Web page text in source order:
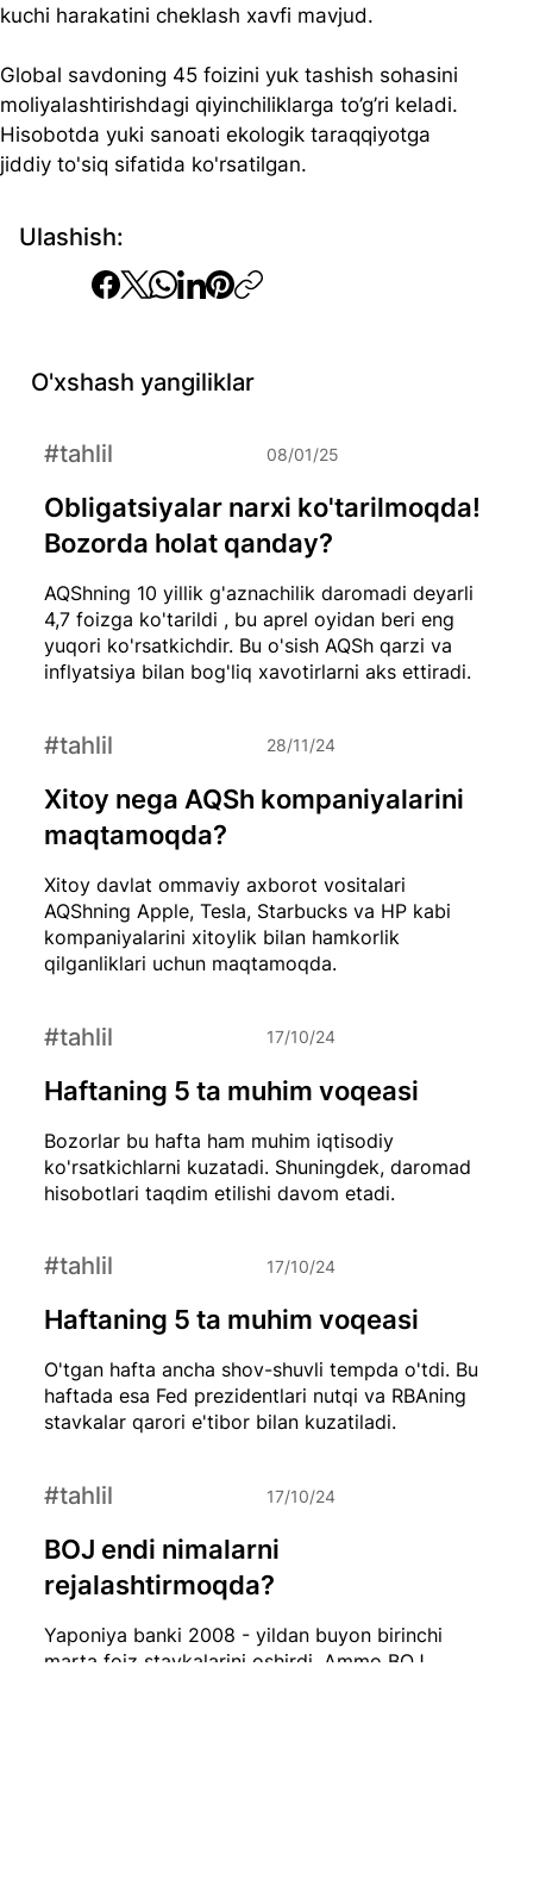
Ulashish:
kuchi harakatini cheklash xavfi mavjud.
Global savdoning 45 foizini yuk tashish sohasini
moliyalashtirishdagi qiyinchiliklarga to’g’ri keladi.
Hisobotda yuki sanoati ekologik taraqqiyotga
jiddiy to'siq sifatida ko'rsatilgan.
O'xshash yangiliklar
AQShning 10 yillik g'aznachilik daromadi deyarli
4,7 foizga ko'tarildi , bu aprel oyidan beri eng
yuqori ko'rsatkichdir. Bu o'sish AQSh qarzi va
inflyatsiya bilan bog'liq xavotirlarni aks ettiradi.
Obligatsiyalar narxi ko'tarilmoqda!
Bozorda holat qanday?
#tahlil 08/01/25
Xitoy davlat ommaviy axborot vositalari
AQShning Apple, Tesla, Starbucks va HP kabi
kompaniyalarini xitoylik bilan hamkorlik
qilganliklari uchun maqtamoqda.
Xitoy nega AQSh kompaniyalarini
maqtamoqda?
#tahlil 28/11/24
Bozorlar bu hafta ham muhim iqtisodiy
ko'rsatkichlarni kuzatadi. Shuningdek, daromad
hisobotlari taqdim etilishi davom etadi.
Haftaning 5 ta muhim voqeasi
#tahlil 17/10/24
O'tgan hafta ancha shov-shuvli tempda o'tdi. Bu
haftada esa Fed prezidentlari nutqi va RBAning
stavkalar qarori e'tibor bilan kuzatiladi.
Haftaning 5 ta muhim voqeasi
#tahlil 17/10/24
Yaponiya banki 2008 - yildan buyon birinchi
marta foiz stavkalarini oshirdi. Ammo BOJ
BOJ endi nimalarni
rejalashtirmoqda?
#tahlil 17/10/24